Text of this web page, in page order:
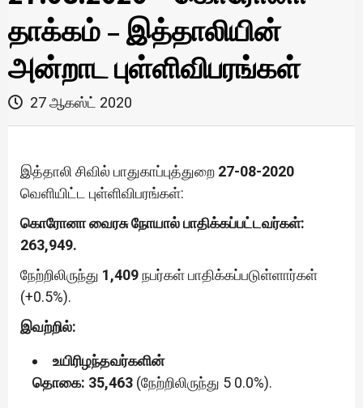
தாக்கம் – இத்தாலியின்
அன்றாட புள்ளிவிபரங்கள்
27 ஆகஸ்ட் 2020
இத்தாலி சிவில் பாதுகாப்புத்துறை 27-08-2020
வெளியிட்ட புள்ளிவிபரங்கள்:
கொரோனா வைரசு நோயால் பாதிக்கப்பட்டவர்கள்:
263,949.
நேற்றிலிருந்து 1,409நபர்கள் பாதிக்கப்படுள்ளார்கள்
(+0.5%).
இவற்றில்:
உயிரிழந்தவர்களின்
தொகை: 35,463 (நேற்றிலிருந்து 5 0.0%).